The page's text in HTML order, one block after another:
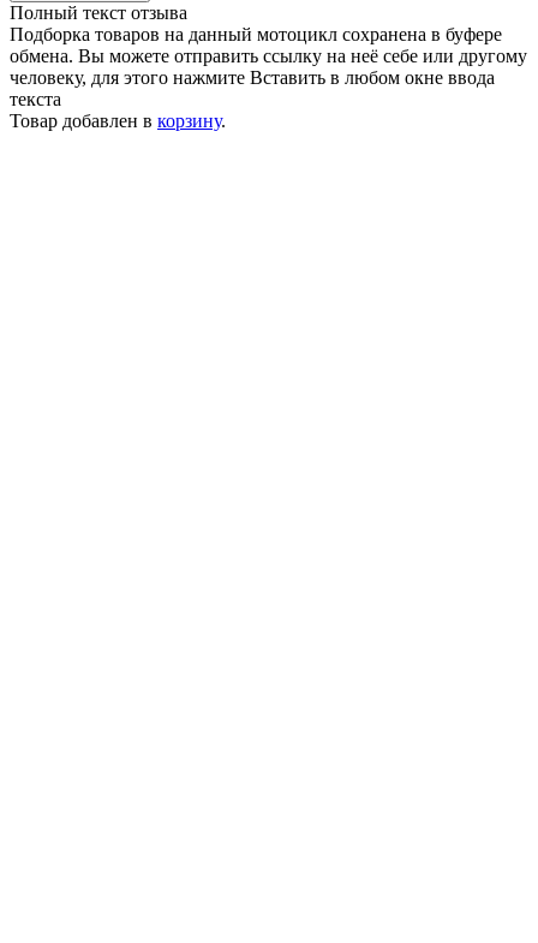
Полный текст отзыва
Подборка товаров на данный мотоцикл сохранена в буфере
обмена. Вы можете отправить ссылку на неё себе или другому
человеку, для этого нажмите Вставить в любом окне ввода
текста
Товар добавлен в корзину.